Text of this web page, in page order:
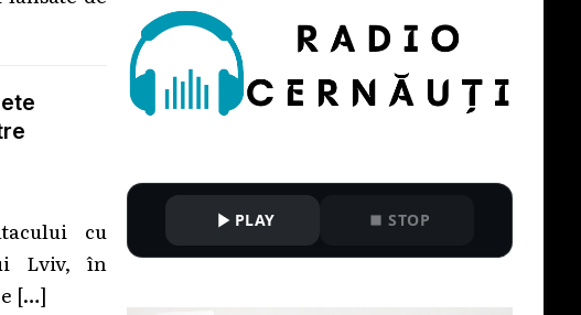
cu
Lviv, în
[…]
PLAY STOP